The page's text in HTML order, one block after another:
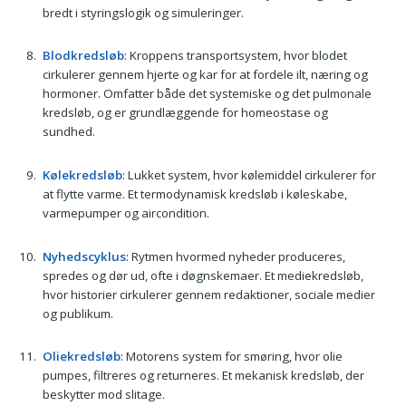
bredt i styringslogik og simuleringer.
Blodkredsløb: Kroppens transportsystem, hvor blodet
cirkulerer gennem hjerte og kar for at fordele ilt, næring og
hormoner. Omfatter både det systemiske og det pulmonale
kredsløb, og er grundlæggende for homeostase og
sundhed.
Kølekredsløb: Lukket system, hvor kølemiddel cirkulerer for
at flytte varme. Et termodynamisk kredsløb i køleskabe,
varmepumper og aircondition.
Nyhedscyklus: Rytmen hvormed nyheder produceres,
spredes og dør ud, ofte i døgnskemaer. Et mediekredsløb,
hvor historier cirkulerer gennem redaktioner, sociale medier
og publikum.
Oliekredsløb: Motorens system for smøring, hvor olie
pumpes, filtreres og returneres. Et mekanisk kredsløb, der
beskytter mod slitage.